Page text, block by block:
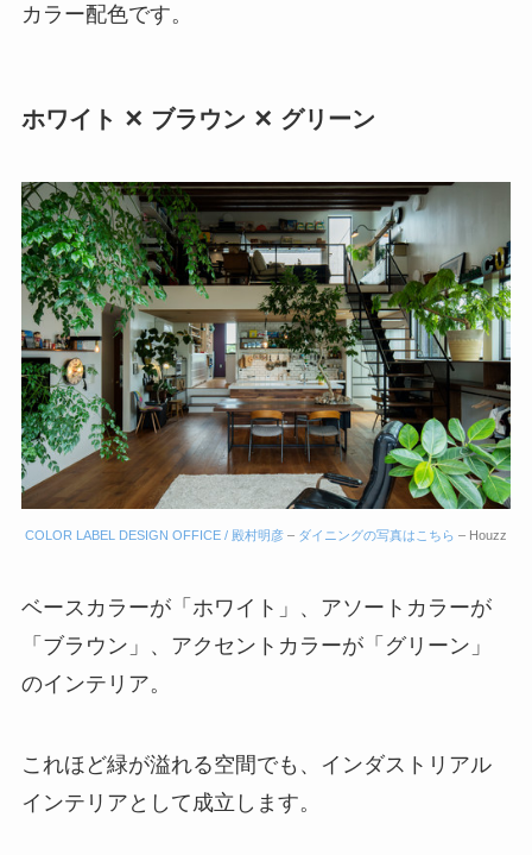
カラー配色です。
ホワイト ✕ ブラウン ✕ グリーン
COLOR LABEL DESIGN OFFICE / 殿村明彦 – ダイニングの写真はこちら – Houzz
ベースカラーが「ホワイト」、アソートカラーが
「ブラウン」、アクセントカラーが「グリーン」
のインテリア。
これほど緑が溢れる空間でも、インダストリアル
インテリアとして成立します。